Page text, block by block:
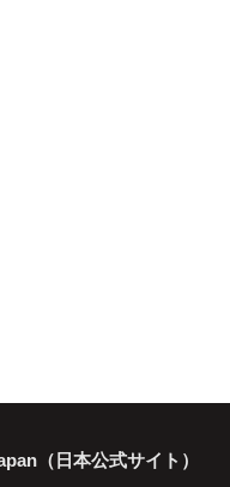
（日本公式サイト）